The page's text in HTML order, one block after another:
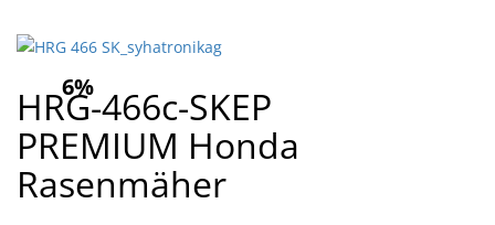
CHF
6%
HRG-466c-SKEP
PREMIUM Honda
Rasenmäher